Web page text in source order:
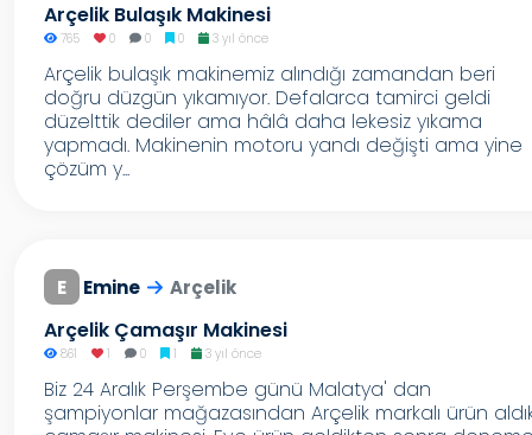
Arçelik Bulaşık Makinesi
765 0 0 0 3 yıl önce
Arçelik bulaşık makinemiz alındığı zamandan beri
doğru düzgün yıkamıyor. Defalarca tamirci geldi
düzelttik dediler ama hâlâ daha lekesiz yıkama
yapmadı. Makinenin motoru yandı değişti ama yine
çözüm y...
E Emine Arçelik
Arçelik Çamaşır Makinesi
861 1 0 1 3 yıl önce
Biz 24 Aralık Perşembe günü Malatya' dan
şampiyonlar mağazasından Arçelik markalı ürün